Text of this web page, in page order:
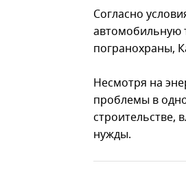
Согласно
автомобильную
погранохраны,
Несмотря на
проблемы в
строительстве,
нужды.